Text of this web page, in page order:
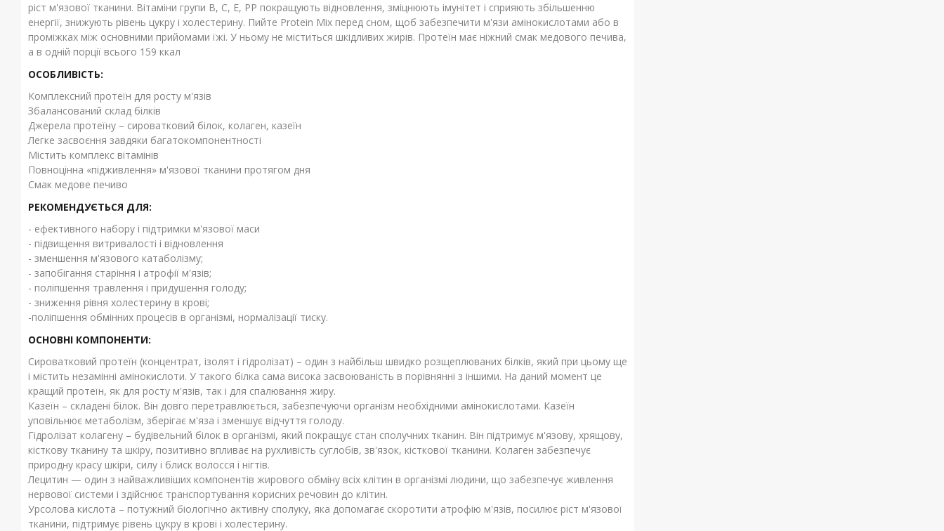
ріст м'язової тканини. Вітаміни групи В, С, Е, РР покращують відновлення, зміцнюють імунітет і сприяють збільшенню
енергії, знижують рівень цукру і холестерину. Пийте Protein Mix перед сном, щоб забезпечити м'язи амінокислотами або в
проміжках між основними прийомами їжі. У ньому не міститься шкідливих жирів. Протеїн має ніжний смак медового печива,
а в одній порції всього 159 ккал
ОСОБЛИВІСТЬ:
Комплексний протеїн для росту м'язів
Збалансований склад білків
Джерела протеїну – сироватковий білок, колаген, казеїн
Легке засвоєння завдяки багатокомпонентності
Містить комплекс вітамінів
Повноцінна «підживлення» м'язової тканини протягом дня
Смак медове печиво
РЕКОМЕНДУЄТЬСЯ ДЛЯ:
- ефективного набору і підтримки м'язової маси
- підвищення витривалості і відновлення
- зменшення м'язового катаболізму;
- запобігання старіння і атрофії м'язів;
- поліпшення травлення і придушення голоду;
- зниження рівня холестерину в крові;
-поліпшення обмінних процесів в організмі, нормалізації тиску.
ОСНОВНІ КОМПОНЕНТИ:
Сироватковий протеїн (концентрат, ізолят і гідролізат) – один з найбільш швидко розщеплюваних білків, який при цьому ще
і містить незамінні амінокислоти. У такого білка сама висока засвоюваність в порівнянні з іншими. На даний момент це
кращий протеїн, як для росту м'язів, так і для спалювання жиру.
Казеїн – складені білок. Він довго перетравлюється, забезпечуючи організм необхідними амінокислотами. Казеїн
уповільнює метаболізм, зберігає м'яза і зменшує відчуття голоду.
Гідролізат колагену – будівельний білок в організмі, який покращує стан сполучних тканин. Він підтримує м'язову, хрящову,
кісткову тканину та шкіру, позитивно впливає на рухливість суглобів, зв'язок, кісткової тканини. Колаген забезпечує
природну красу шкіри, силу і блиск волосся і нігтів.
Лецитин — один з найважливіших компонентів жирового обміну всіх клітин в організмі людини, що забезпечує живлення
нервової системи і здійснює транспортування корисних речовин до клітин.
Урсолова кислота – потужний біологічно активну сполуку, яка допомагає скоротити атрофію м'язів, посилює ріст м'язової
тканини, підтримує рівень цукру в крові і холестерину.